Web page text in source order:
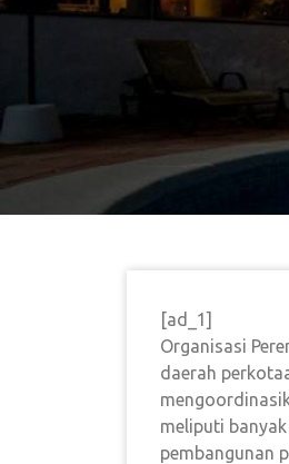
[ad_1]
Organisasi
daerah
meliputi
pembangunan